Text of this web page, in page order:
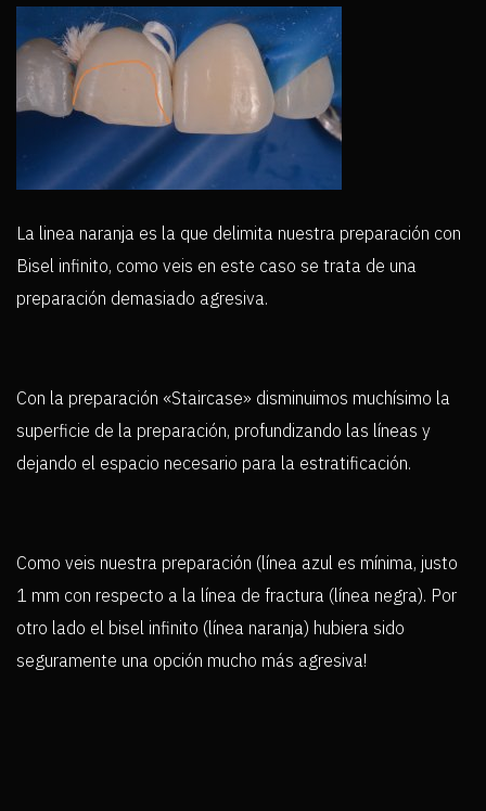
La linea naranja es la que delimita nuestra preparación con
Bisel infinito, como veis en este caso se trata de una
preparación demasiado agresiva.
Con la preparación «Staircase» disminuimos muchísimo la
superficie de la preparación, profundizando las líneas y
dejando el espacio necesario para la estratificación.
Como veis nuestra preparación (línea azul es mínima, justo
1 mm con respecto a la línea de fractura (línea negra). Por
otro lado el bisel infinito (línea naranja) hubiera sido
seguramente una opción mucho más agresiva!